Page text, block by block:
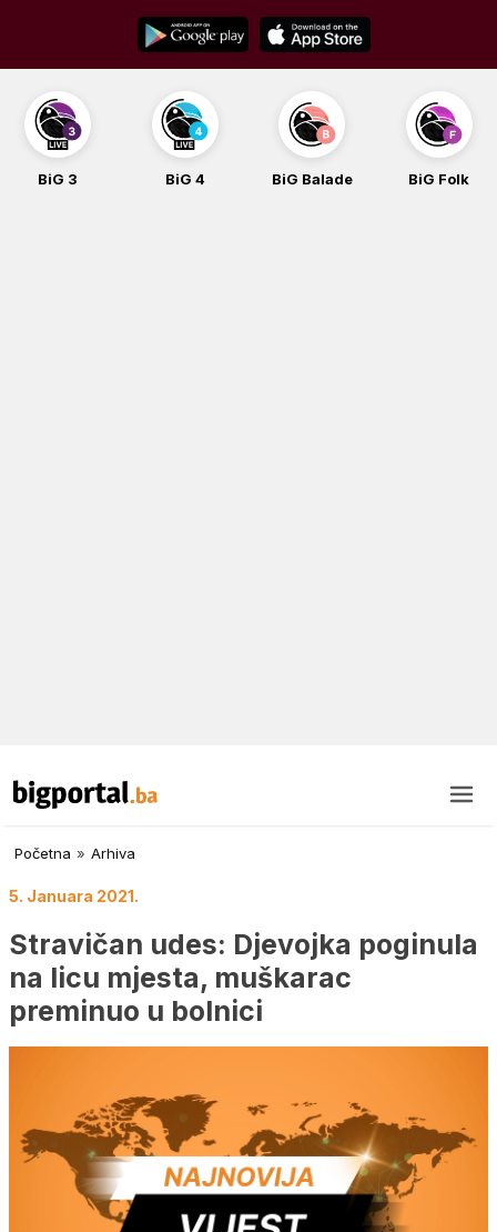
content
BiG 3 BiG 4 BiG Balade BiG Folk
Početna » Arhiva
5. Januara 2021.
Stravičan udes: Djevojka poginula
na licu mjesta, muškarac
preminuo u bolnici